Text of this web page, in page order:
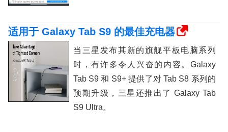
适用于 Galaxy Tab S9 的最佳充电器
当三星发布其新的旗舰平板电脑系列
时，有许多令人兴奋的内容。Galaxy
Tab S9 和 S9+ 提供了对 Tab S8 系列的
预期升级，三星还推出了 Galaxy Tab
S9 Ultra。